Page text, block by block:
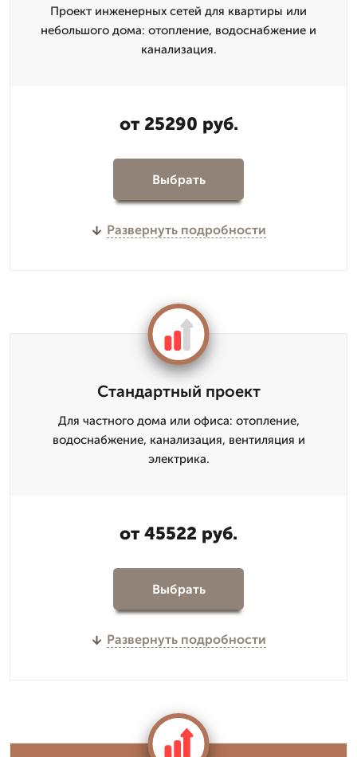
Проект инженерных сетей для квартиры или
небольшого дома: отопление, водоснабжение и
канализация.
от 25290 руб.
Выбрать
Развернуть подробности
Стандартный проект
Для частного дома или офиса: отопление,
водоснабжение, канализация, вентиляция и
электрика.
от 45522 руб.
Выбрать
Развернуть подробности